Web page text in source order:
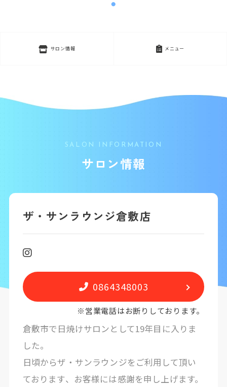
サロン情報 メニュー
SALON INFORMATION
サロン情報
ザ・サンラウンジ倉敷店
0864348003
※営業電話はお断りしております。
倉敷市で日焼けサロンとして19年目に入りま
した。
日頃からザ・サンラウンジをご利用して頂い
ております、お客様には感謝を申し上げます。